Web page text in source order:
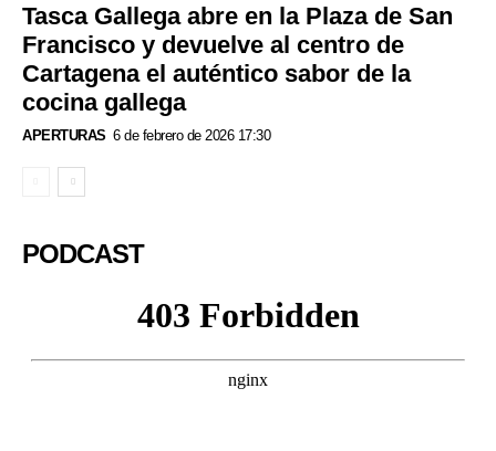
Tasca Gallega abre en la Plaza de San
Francisco y devuelve al centro de
Cartagena el auténtico sabor de la
cocina gallega
APERTURAS 6 de febrero de 2026 17:30
PODCAST